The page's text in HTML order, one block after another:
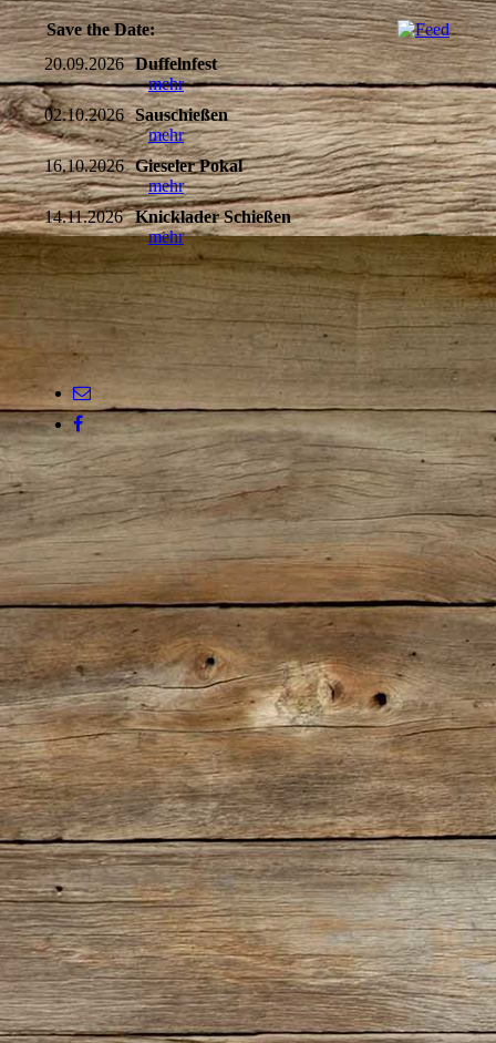
Save the Date:
20.09.2026 Duffelnfest
mehr
02.10.2026 Sauschießen
mehr
16.10.2026 Gieseler Pokal
mehr
14.11.2026
Knicklader Schießen
mehr